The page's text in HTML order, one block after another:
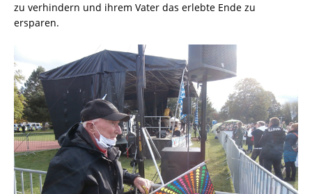
zu verhindern und ihrem Vater das erlebte Ende zu
ersparen.